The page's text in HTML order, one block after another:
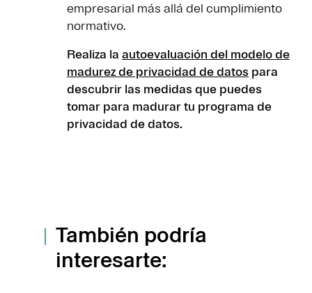
empresarial más allá del cumplimiento
normativo.
Realiza la autoevaluación del modelo de
madurez de privacidad de datos para
descubrir las medidas que puedes
tomar para madurar tu programa de
privacidad de datos.
También podría
interesarte: